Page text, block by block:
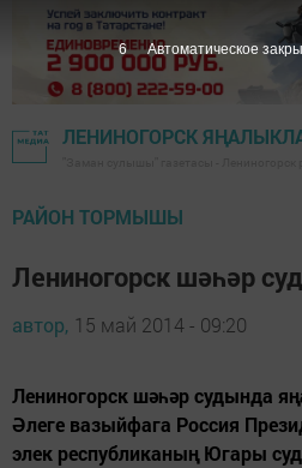
ЛЕНИНОГОРСК
РАЙОН ТОРМЫШЫ
Лениногорск шәһәр
автор, 15 май 2014 - 09:20
Лениногорск шәһәр судында
Әлеге вазыйфага Россия
элек республиканың Югары
6 Автоматическое